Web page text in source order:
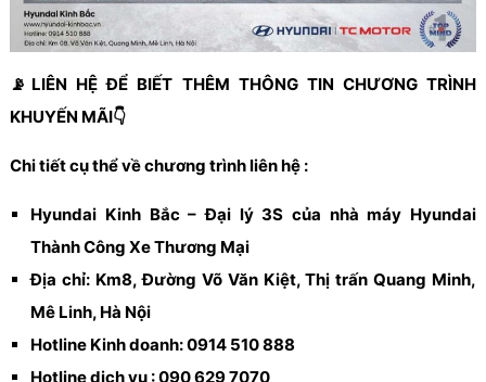
📡LIÊN HỆ ĐỂ BIẾT THÊM THÔNG TIN CHƯƠNG TRÌNH
KHUYẾN MÃI👇
Chi tiết cụ thể về chương trình liên hệ :
Hyundai Kinh Bắc – Đại lý 3S của nhà máy Hyundai
Thành Công Xe Thương Mại
Địa chỉ: Km8, Đường Võ Văn Kiệt, Thị trấn Quang Minh,
Mê Linh, Hà Nội
Hotline Kinh doanh: 0914 510 888
Hotline dịch vụ : 090 629 7070